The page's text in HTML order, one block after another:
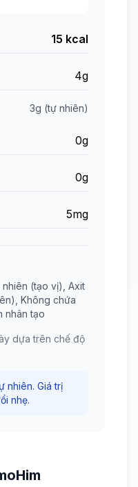
15 kcal
4g
3g (tự nhiên)
0g
0g
5mg
(tạo vị), Axit
Không chứa
nhân tạo
dựa trên chế độ
nhiên. Giá trị
nhẹ.